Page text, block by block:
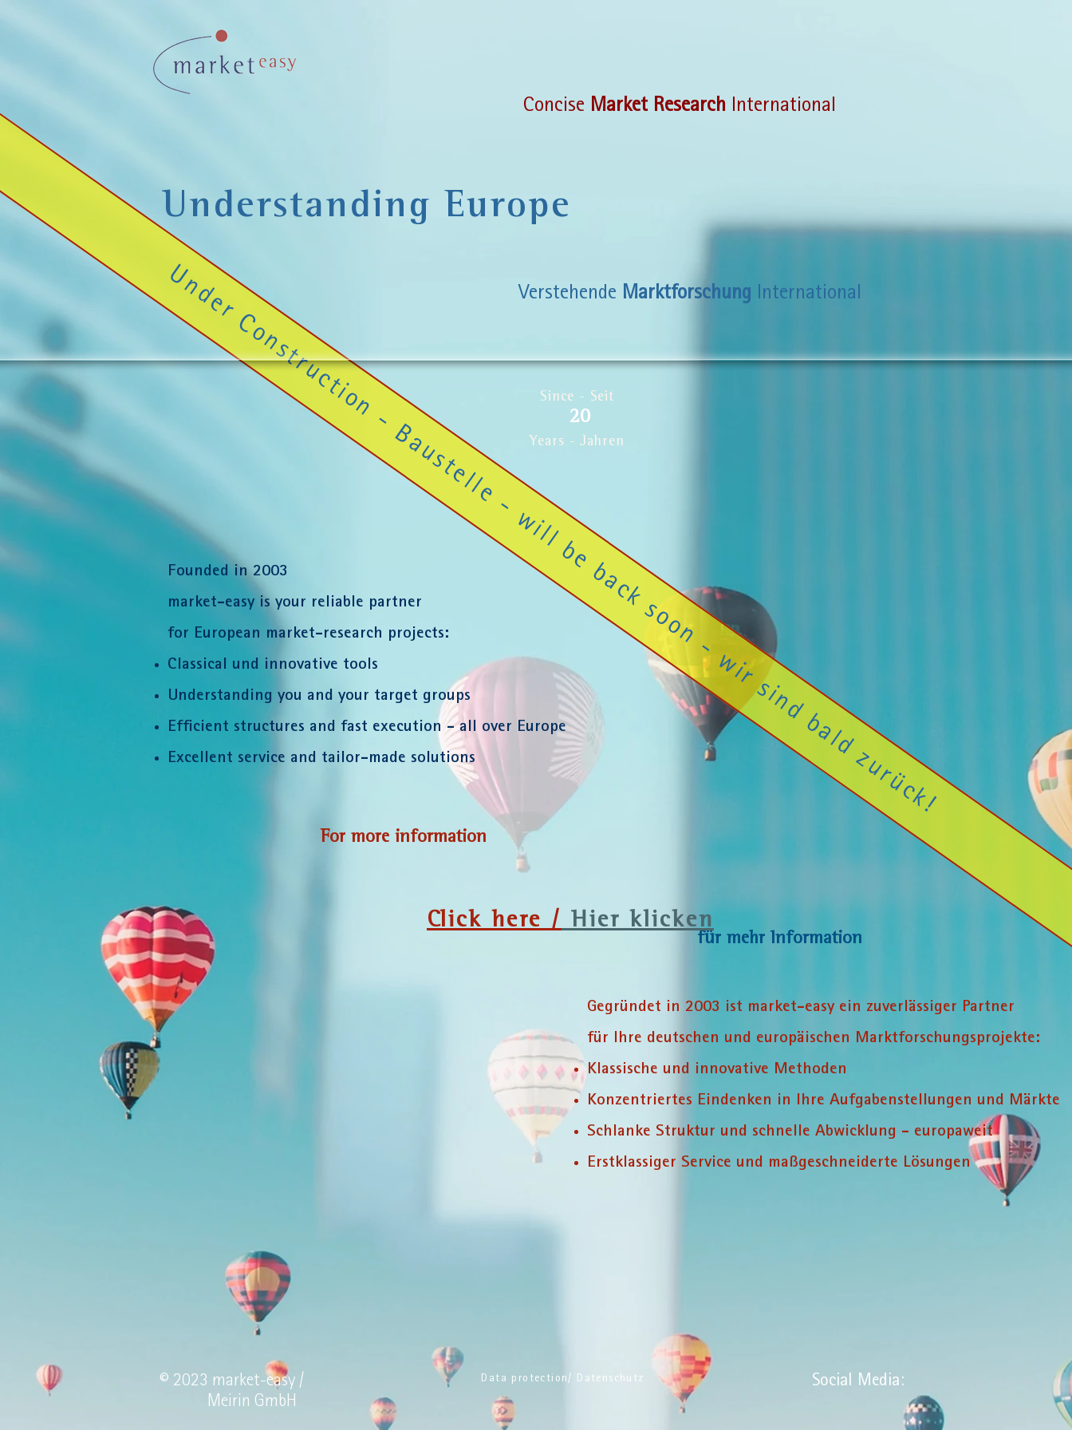
Concise Market Research International
Understanding Europe
Verstehende Marktforschung International
Under Construction - Baustelle - will be back soon - wir sind bald zurück!
Since - Seit
20
Years - Jahren
Founded in 2003
market-easy is your reliable partner
for European market-research projects:
Classical und innovative tools
Understanding you and your target groups
Efficient structures and fast execution - all over Europe
Excellent service and tailor-made solutions
For more information
für mehr Information
Click here /Hier klicken
Gegründet in 2003 ist market-easy ein zuverlässiger Partner
für Ihre deutschen und europäischen Marktforschungsprojekte:
Klassische und innovative Methoden
Konzentriertes Eindenken in Ihre Aufgabenstellungen und Märkte
Schlanke Struktur und schnelle Abwicklung - europaweit
Erstklassiger Service und maßgeschneiderte Lösungen
© 2023 market-easy /
Meirin GmbH
Data protection/ Datenschutz Social Media: